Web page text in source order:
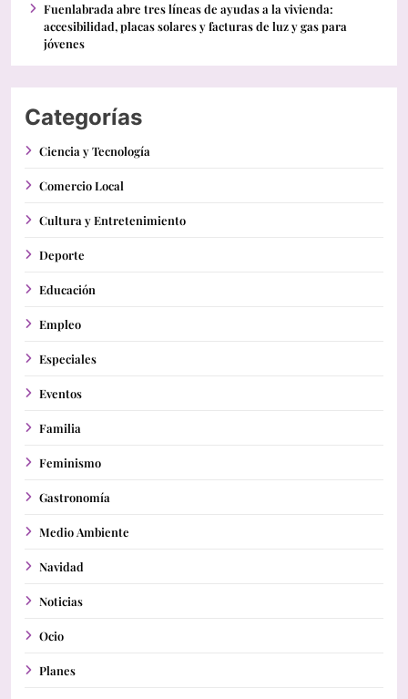
Fuenlabrada abre tres líneas de ayudas a la vivienda:
accesibilidad, placas solares y facturas de luz y gas para
jóvenes
Categorías
Ciencia y Tecnología
Comercio Local
Cultura y Entretenimiento
Deporte
Educación
Empleo
Especiales
Eventos
Familia
Feminismo
Gastronomía
Medio Ambiente
Navidad
Noticias
Ocio
Planes